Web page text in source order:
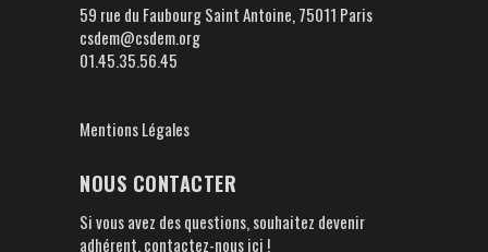
59 rue du Faubourg Saint Antoine, 75011 Paris
csdem@csdem.org
01.45.35.56.45
Mentions Légales
NOUS CONTACTER
Si vous avez des questions, souhaitez devenir
adhérent, contactez-nous ici !